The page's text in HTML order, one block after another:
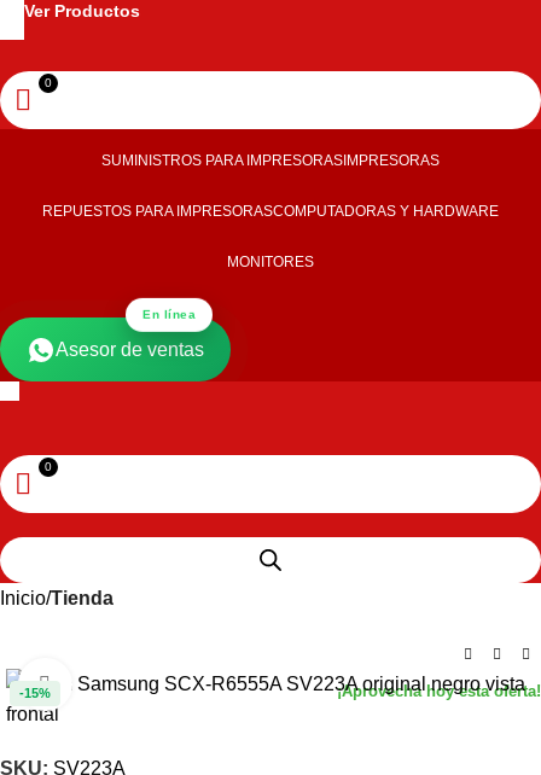
Ver Productos
SUMINISTROS PARA IMPRESORASIMPRESORAS
REPUESTOS PARA IMPRESORASCOMPUTADORAS Y HARDWARE
MONITORES
En línea
Asesor de ventas
Inicio Tienda
-15% Haga clic para ampliar
SKU: SV223A